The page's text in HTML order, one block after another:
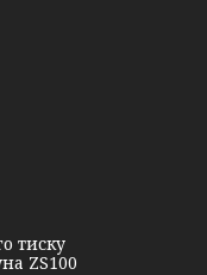
тиску
ZS100